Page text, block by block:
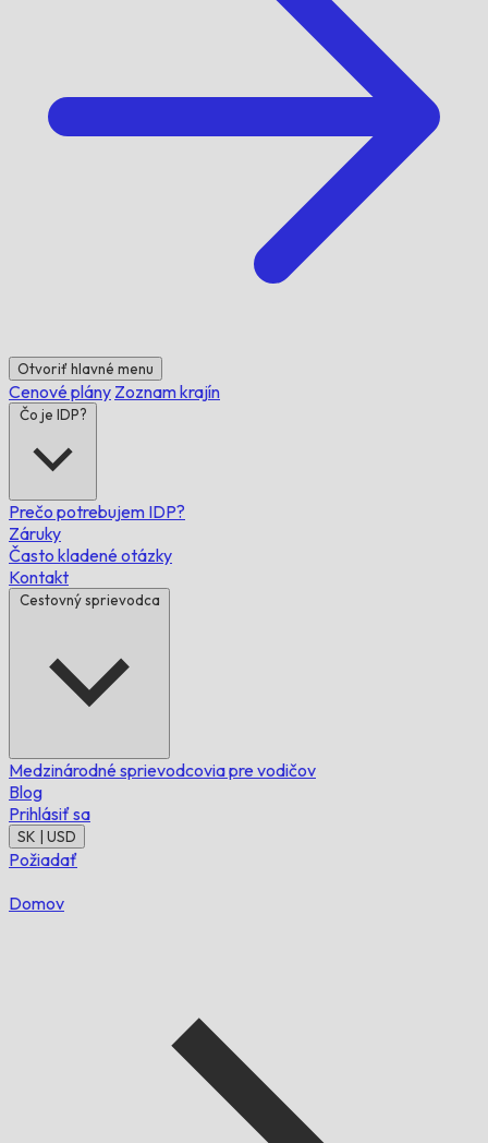
Otvoriť hlavné menu
Cenové plány Zoznam krajín
Čo je IDP?
Prečo potrebujem IDP?
Záruky
Často kladené otázky
Kontakt
Cestovný sprievodca
Medzinárodné sprievodcovia pre vodičov
Blog
Prihlásiť sa
SK | USD
Požiadať
Domov